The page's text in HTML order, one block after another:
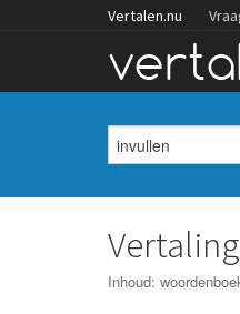
Vertalen.nu
Inhoud: